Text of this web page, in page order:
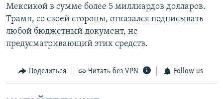
Мексикой в сумме более 5 миллиардов долларов.
Трамп, со своей стороны, отказался подписывать
любой бюджетный документ, не
предусматривающий этих средств.
Поделиться Читать без VPN Follow us